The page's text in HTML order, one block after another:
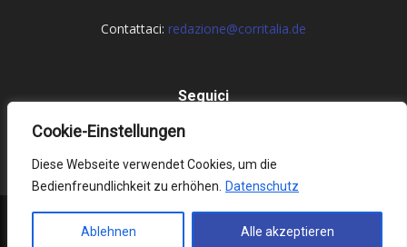
Cookie-Einstellungen
Diese Webseite verwendet Cookies, um die
Bedienfreundlichkeit zu erhöhen.
Datenschutz
Ablehnen Alle akzeptieren
Contattaci: redazione@corritalia.de
Seguici
Impressum Datenschutz